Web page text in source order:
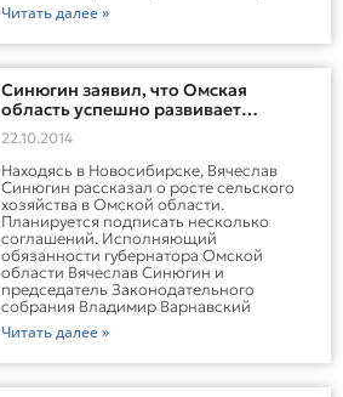
Читать далее »
Синюгин заявил, что Омская
область успешно развивает
сельское хозяйство
22.10.2014
Находясь в Новосибирске, Вячеслав
Синюгин рассказал о росте сельского
хозяйства в Омской области.
Планируется подписать несколько
соглашений. Исполняющий
обязанности губернатора Омской
области Вячеслав Синюгин и
председатель Законодательного
собрания Владимир Варнавский
Читать далее »